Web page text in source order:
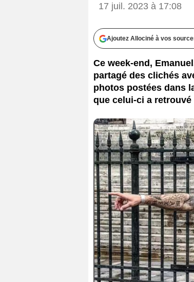
17 juil. 2023 à 17:08
Ajoutez Allociné à vos
Ce week-end,
partagé des clichés
photos postées dans
que celui-ci a retrouvé